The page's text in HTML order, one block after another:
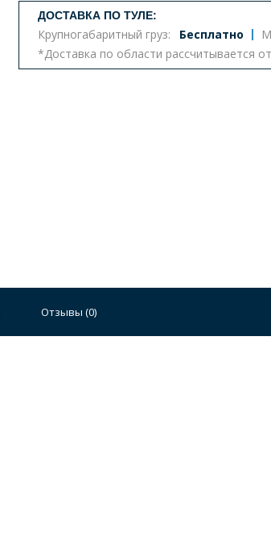
ДОСТАВКА ПО ТУЛЕ:
Крупногабаритный груз: Бесплатно
*Доставка по области рассчитывается
Отзывы (0)